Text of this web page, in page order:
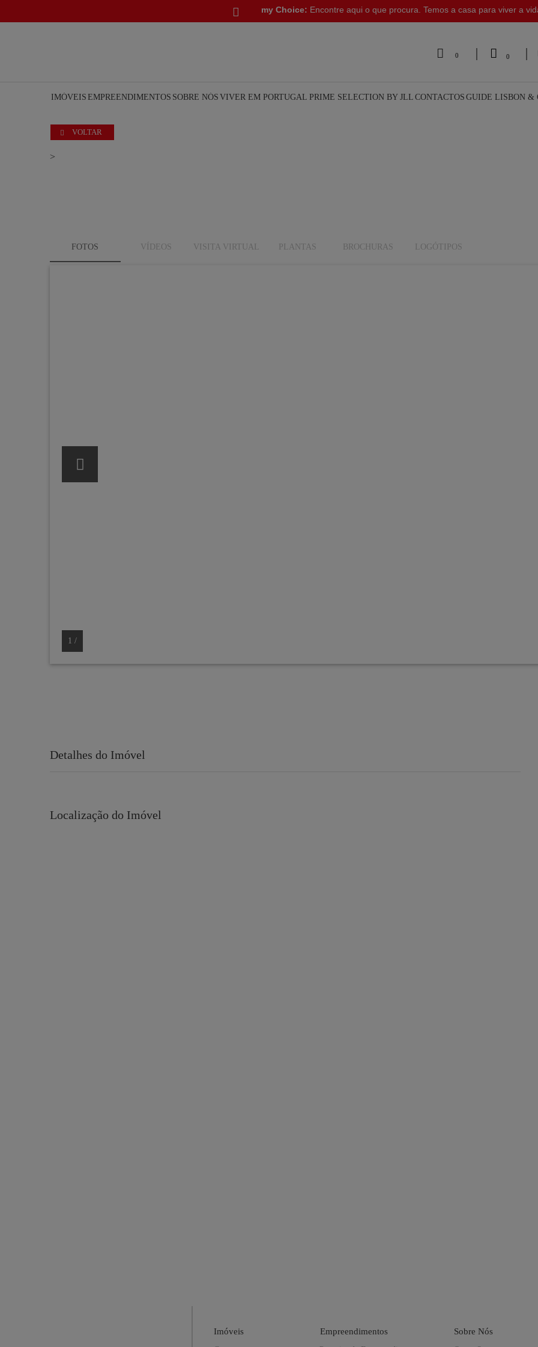
IMÓVEIS EMPREENDIMENTOS SOBRE NÓS VIVER EM PORTUGAL PRIME SELECTION BY JLL CONTACTOS GUIDE LISBON &
 0  0
my Choice: Encontre aqui o que procura. Temos a casa para viver a

>
FOTOS VÍDEOS VISITA VIRTUAL PLANTAS BROCHURAS LOGÓTIPOS
1 /
Detalhes do Imóvel
Localização do Imóvel
 VOLTAR
Imóveis Empreendimentos Sobre Nós